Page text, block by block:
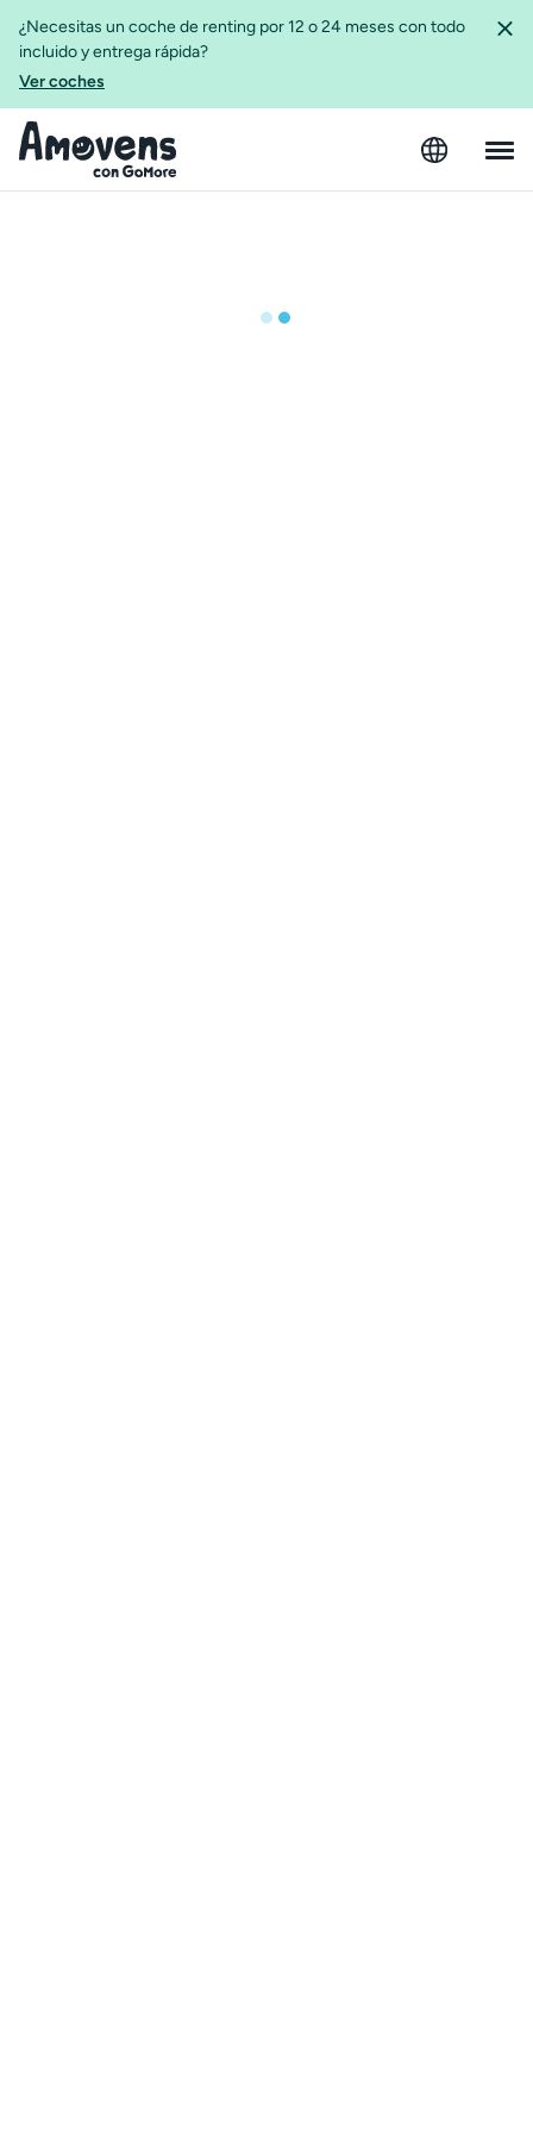
¿Necesitas un coche de renting por 12 o 24 meses con todo
incluido y entrega rápida?
Ver coches